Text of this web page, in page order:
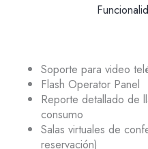
Soporte para video
Flash Operator Panel
Reporte detallado de
consumo
Salas virtuales de
reservación)